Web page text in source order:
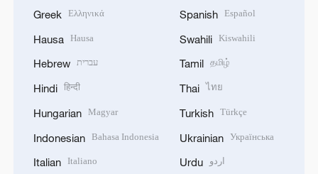
Greek Ελληνικά
Hausa Hausa
Hebrew עברית
Hindi हिन्दी
Hungarian Magyar
Indonesian Bahasa Indonesia
Italian Italiano
Spanish Español
Swahili Kiswahili
Tamil தமிழ்
Thai ไทย
Turkish Türkçe
Ukrainian Українська
Urdu اردو